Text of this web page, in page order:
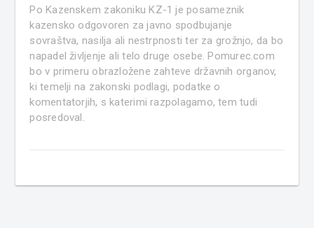
Po Kazenskem zakoniku KZ-1 je posameznik
kazensko odgovoren za javno spodbujanje
sovraštva, nasilja ali nestrpnosti ter za grožnjo, da bo
napadel življenje ali telo druge osebe. Pomurec.com
bo v primeru obrazložene zahteve državnih organov,
ki temelji na zakonski podlagi, podatke o
komentatorjih, s katerimi razpolagamo, tem tudi
posredoval.